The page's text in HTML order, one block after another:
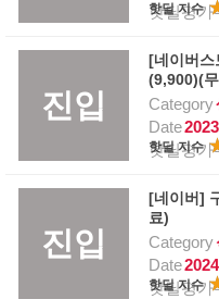
핫딜평가
핫딜 지수
진입
[네이버스
(9,900)(
Category
Date
핫딜평가
핫딜 지수
진입
[네이버]
료)
Category
Date
핫딜평가
핫딜 지수